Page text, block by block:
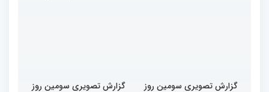
گزارش تصویری سومین روز
گزارش تصویری سومین روز